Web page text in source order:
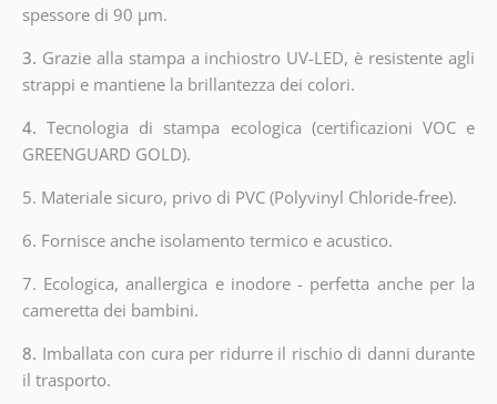
spessore di 90 µm.
3. Grazie alla stampa a inchiostro UV-LED, è resistente agli
strappi e mantiene la brillantezza dei colori.
4.Tecnologia di stampa ecologica (certificazioni VOC e
GREENGUARD GOLD).
5. Materiale sicuro, privo di PVC (Polyvinyl Chloride-free).
6. Fornisce anche isolamento termico e acustico.
7. Ecologica, anallergica e inodore - perfetta anche per la
cameretta dei bambini.
8. Imballata con cura per ridurre il rischio di danni durante
il trasporto.